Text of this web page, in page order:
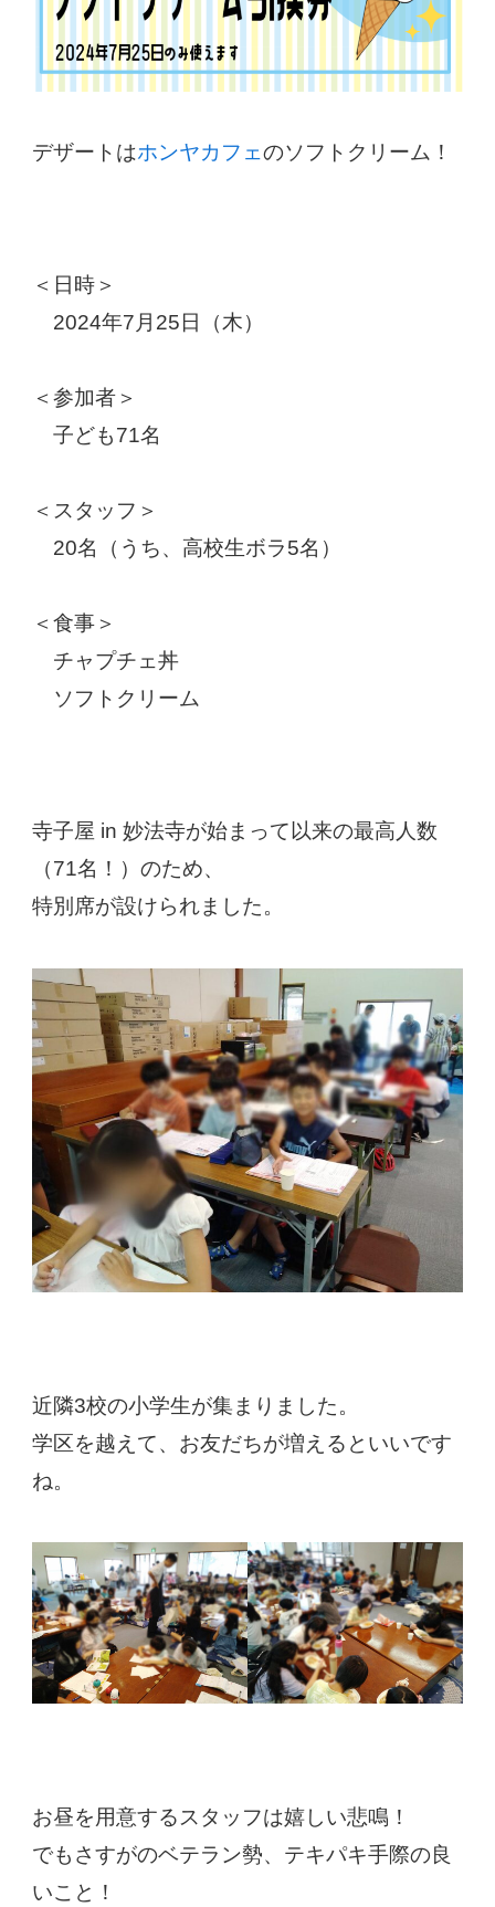
デザートはホンヤカフェのソフトクリーム！
＜日時＞
2024年7月25日（木）
＜参加者＞
子ども71名
＜スタッフ＞
20名（うち、高校生ボラ5名）
＜食事＞
チャプチェ丼
ソフトクリーム
寺子屋 in 妙法寺が始まって以来の最高人数
（71名！）のため、
特別席が設けられました。
近隣3校の小学生が集まりました。
学区を越えて、お友だちが増えるといいです
ね。
お昼を用意するスタッフは嬉しい悲鳴！
でもさすがのベテラン勢、テキパキ手際の良
いこと！